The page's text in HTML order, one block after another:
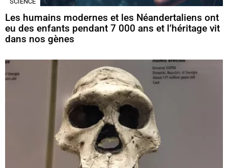
Les humains modernes et les Néandertaliens ont
eu des enfants pendant 7 000 ans et l’héritage vit
dans nos gènes